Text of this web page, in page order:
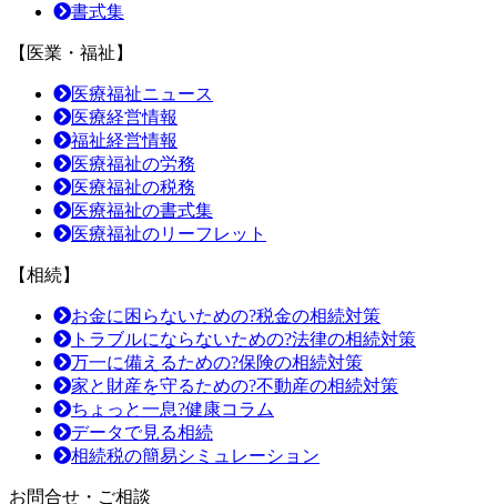
書式集
【医業・福祉】
医療福祉ニュース
医療経営情報
福祉経営情報
医療福祉の労務
医療福祉の税務
医療福祉の書式集
医療福祉のリーフレット
【相続】
お金に困らないための?税金の相続対策
トラブルにならないための?法律の相続対策
万一に備えるための?保険の相続対策
家と財産を守るための?不動産の相続対策
ちょっと一息?健康コラム
データで見る相続
相続税の簡易シミュレーション
お問合せ・ご相談